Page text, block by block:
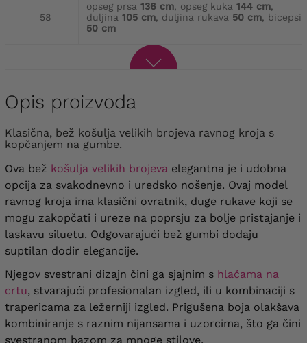
58
opseg prsa 136 cm, opseg kuka 144 cm,
duljina 105 cm, duljina rukava 50 cm, bicepsi
50 cm
Opis proizvoda
Klasična, bež košulja velikih brojeva ravnog kroja s
kopčanjem na gumbe.
Ova bež košulja velikih brojeva elegantna je i udobna
opcija za svakodnevno i uredsko nošenje. Ovaj model
ravnog kroja ima klasični ovratnik, duge rukave koji se
mogu zakopčati i ureze na poprsju za bolje pristajanje i
laskavu siluetu. Odgovarajući bež gumbi dodaju
suptilan dodir elegancije.
Njegov svestrani dizajn čini ga sjajnim s hlačama na
crtu, stvarajući profesionalan izgled, ili u kombinaciji s
trapericama za ležerniji izgled. Prigušena boja olakšava
kombiniranje s raznim nijansama i uzorcima, što ga čini
svestranom bazom za mnoge stilove.